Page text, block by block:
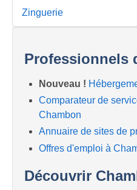
Zinguerie
Professionnels
Nouveau !
Comparateur de
Chambon
Annuaire de sites de
Offres d'emploi à
Découvrir